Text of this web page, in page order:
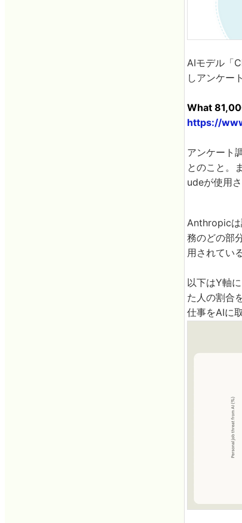
AIモデル「
しアンケー
What
https://
アンケート
とのこと。
udeが使用
Anthropicは
務のどの部
用されてい
以下はY軸
た人の割合
仕事をAIに